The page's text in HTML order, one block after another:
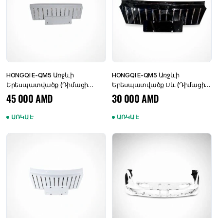
HONGQI E-QM5 Առջևի
Երեսպատվածք (Դիմացի
Աբլիցովկա) 2024 Օրիգինալ
45 000AMD
ԱՌԿԱ Է
HONGQI E-QM5 Առջևի
Երեսպատվածք Սև (Դիմացի
Աբլիցովկա) 2024 Փոխարինող
30 000AMD
ԱՌԿԱ Է